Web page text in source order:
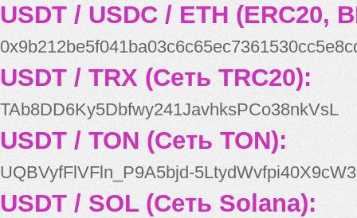
USDT / USDC / ETH (ERC20,
USDT / TRX (Сеть TRC20):
TAb8DD6Ky5Dbfwy241JavhksPCo38nkVsL
USDT / TON (Сеть TON):
UQBVyfFlVFln_P9A5bjd-
USDT / SOL (Сеть Solana):